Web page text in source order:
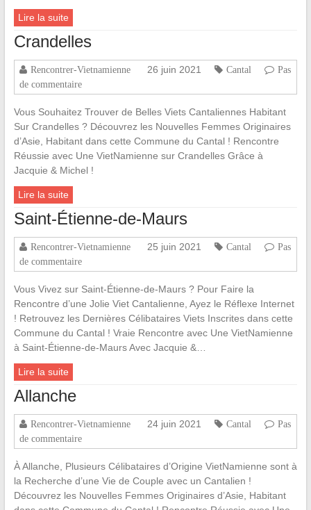
Lire la suite
Crandelles
Rencontrer-Vietnamienne 26 juin 2021 Cantal
Pas
de commentaire
Vous Souhaitez Trouver de Belles Viets Cantaliennes Habitant
Sur Crandelles ? Découvrez les Nouvelles Femmes Originaires
d’Asie, Habitant dans cette Commune du Cantal ! Rencontre
Réussie avec Une VietNamienne sur Crandelles Grâce à
Jacquie & Michel !
Lire la suite
Saint-Étienne-de-Maurs
Rencontrer-Vietnamienne 25 juin 2021 Cantal
Pas
de commentaire
Vous Vivez sur Saint-Étienne-de-Maurs ? Pour Faire la
Rencontre d’une Jolie Viet Cantalienne, Ayez le Réflexe Internet
! Retrouvez les Dernières Célibataires Viets Inscrites dans cette
Commune du Cantal ! Vraie Rencontre avec Une VietNamienne
à Saint-Étienne-de-Maurs Avec Jacquie &…
Lire la suite
Allanche
Rencontrer-Vietnamienne 24 juin 2021 Cantal
Pas
de commentaire
À Allanche, Plusieurs Célibataires d’Origine VietNamienne sont à
la Recherche d’une Vie de Couple avec un Cantalien !
Découvrez les Nouvelles Femmes Originaires d’Asie, Habitant